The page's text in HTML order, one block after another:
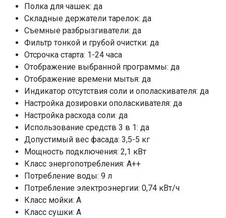
Управление
Быстрая
да, 15 мин, 30
90 мин
да
Универсальная
да
Интенсивная
да
Нормальная
ECO
да
Стекло
да
Воронка для соли
Монтажный комплект
Шланг заливной/сливной
ПРОМО Скидка
=35052.00
Полка для чашек: да
Складные держатели тарелок: да
Съемные разбрызгиватели: да
Фильтр тонкой и грубой очистки: да
Отсрочка старта: 1-24 часа
Отображение выбранной программы: да
Отображение времени мытья: да
Индикатор отсутствия соли и ополаскивателя: да
Настройка дозировки ополаскивателя: да
Настройка расхода соли: да
Использование средств 3 в 1: да
Допустимый вес фасада: 3,5-5 кг
Мощность подключения: 2,1 кВт
Класс энергопотребления: A++
Потребление воды: 9 л
Потребление электроэнергии: 0,74 кВт/ч
Класс мойки: A
Класс сушки: A